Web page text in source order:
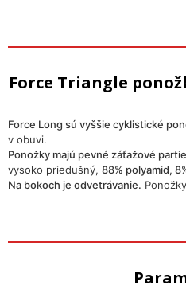
Force Triangle
Force Long sú vyššie cyklistické
v obuvi.
Ponožky majú pevné záťažové
vysoko priedušný, 88% polyamid,
Na bokoch je odvetrávanie.